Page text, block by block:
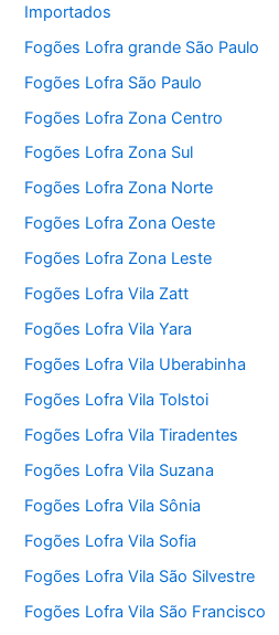
Importados
Fogões Lofra grande São Paulo
Fogões Lofra São Paulo
Fogões Lofra Zona Centro
Fogões Lofra Zona Sul
Fogões Lofra Zona Norte
Fogões Lofra Zona Oeste
Fogões Lofra Zona Leste
Fogões Lofra Vila Zatt
Fogões Lofra Vila Yara
Fogões Lofra Vila Uberabinha
Fogões Lofra Vila Tolstoi
Fogões Lofra Vila Tiradentes
Fogões Lofra Vila Suzana
Fogões Lofra Vila Sônia
Fogões Lofra Vila Sofia
Fogões Lofra Vila São Silvestre
Fogões Lofra Vila São Francisco